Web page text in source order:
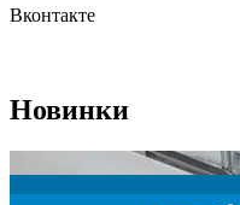
Вконтакте
Новинки